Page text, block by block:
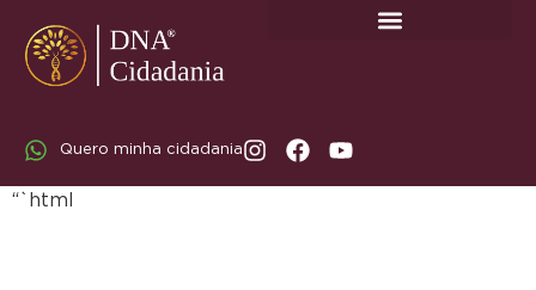
Quero minha cidadania
“`html